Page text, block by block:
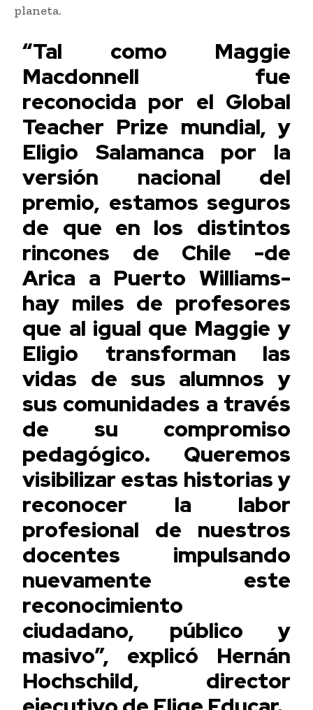
planeta.
“Tal como Maggie
Macdonnell fue
reconocida por el Global
Teacher Prize mundial, y
Eligio Salamanca por la
versión nacional del
premio, estamos seguros
de que en los distintos
rincones de Chile -de
Arica a Puerto Williams-
hay miles de profesores
que al igual que Maggie y
Eligio transforman las
vidas de sus alumnos y
sus comunidades a través
de su compromiso
pedagógico. Queremos
visibilizar estas historias y
reconocer la labor
profesional de nuestros
docentes impulsando
nuevamente este
reconocimiento
ciudadano, público y
masivo”, explicó Hernán
Hochschild, director